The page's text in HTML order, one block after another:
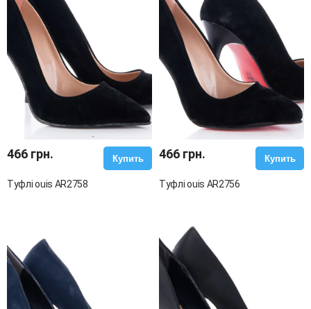
466 грн. Купить
Туфлі ouis AR2758
466 грн. Купить
Туфлі ouis AR2756